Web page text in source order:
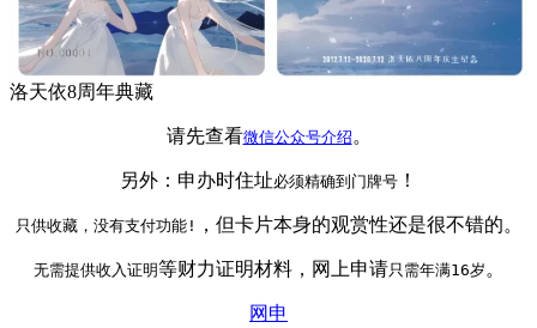
洛天依8周年典藏
请先查看微信公众号介绍 。
另外：申办时住址必须精确到门牌号 ！
只供收藏，没有支付功能! ，但卡片本身的观赏性还是很不错的。
无需提供收入证明等财力证明材料，网上申请只需年满16岁 。
网申